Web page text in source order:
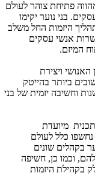
פתיחת צוהר לעולם
בני נוער יקימו
היזמות החל משלב
אנשי עסקים
המיזם.
ויצירת
ביותר בהייטק
וחשיבה יזמית של בני
מיועדת
נחשפו כלל לעולם
בקהלים שונים
וכמו כן, חשיפה
בקהילת היזמות